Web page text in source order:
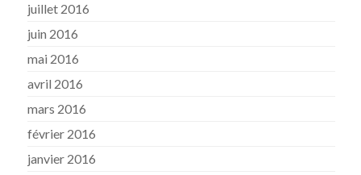
juillet 2016
juin 2016
mai 2016
avril 2016
mars 2016
février 2016
janvier 2016